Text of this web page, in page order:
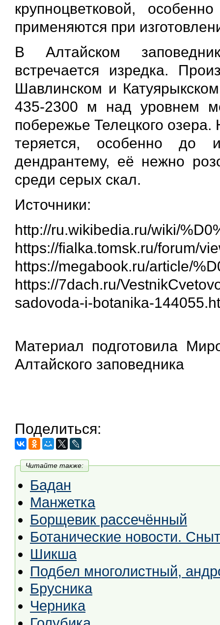
крупноцветковой,
применяются при
В Алтайском
встречается изредка.
Шавлинском и
435-2300 м над уровнем
побережье Телецкого
теряется, особенно до
дендрантему, её нежно
среди серых скал.
Источники:
http://ru.wikibedia.ru/wiki/
https://fialka.tomsk.ru/forum/
https://megabook.ru/article/
https://7dach.ru/
sadovoda-i-botanika-
Материал подготовила
Алтайского заповедника
Поделиться:
Читайте также:
Бадан
Манжетка
Борщевик рассечённый
Ботанические новости.
Шикша
Подбел многолистный,
Брусника
Черника